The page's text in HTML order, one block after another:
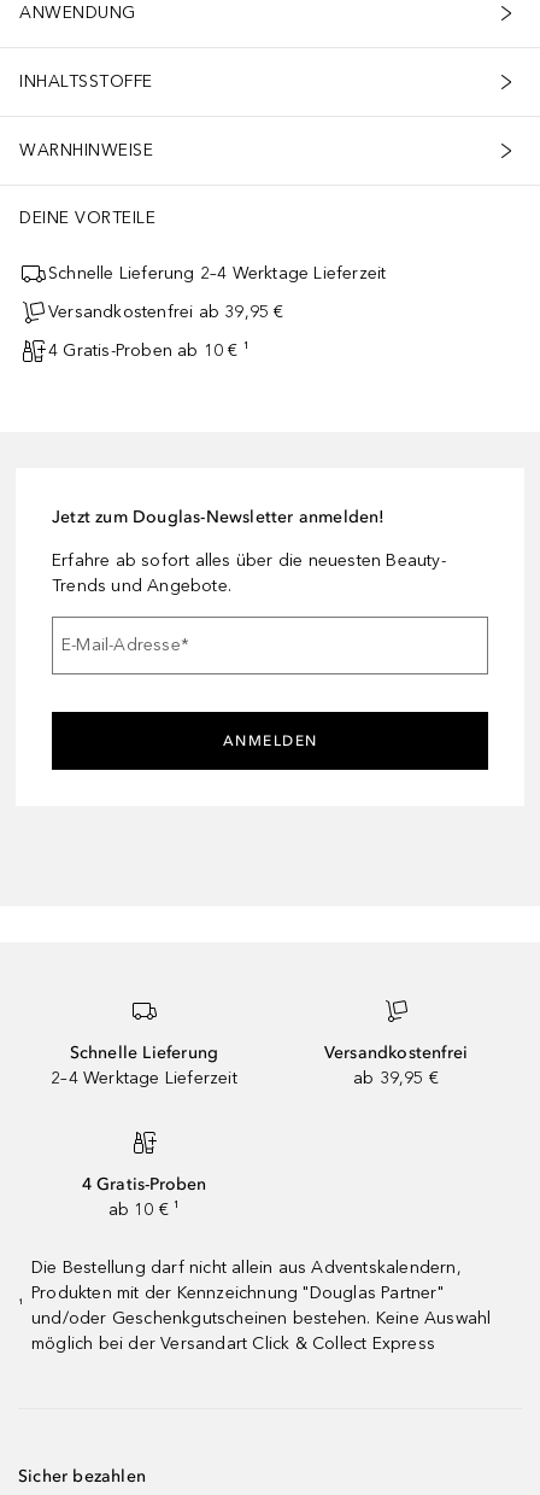
ANWENDUNG
INHALTSSTOFFE
WARNHINWEISE
DEINE VORTEILE
Schnelle Lieferung 2–4 Werktage Lieferzeit
Versandkostenfrei ab 39,95 €
4 Gratis-Proben ab 10 € ¹
Jetzt zum Douglas-Newsletter anmelden!
Erfahre ab sofort alles über die neuesten Beauty-
Trends und Angebote.
E-Mail-Adresse*
ANMELDEN
Schnelle Lieferung
2–4 Werktage Lieferzeit
Versandkostenfrei
ab 39,95 €
4 Gratis-Proben
ab 10 € ¹
¹
Die Bestellung darf nicht allein aus Adventskalendern,
Produkten mit der Kennzeichnung "Douglas Partner"
und/oder Geschenkgutscheinen bestehen. Keine Auswahl
möglich bei der Versandart Click & Collect Express
Sicher bezahlen